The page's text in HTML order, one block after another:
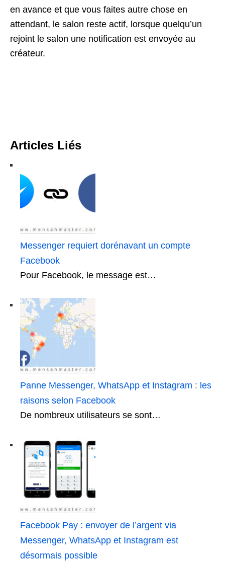
en avance et que vous faites autre chose en
attendant, le salon reste actif, lorsque quelqu’un
rejoint le salon une notification est envoyée au
créateur.
Articles Liés
Messenger requiert dorénavant un compte
Facebook
Pour Facebook, le message est…
Panne Messenger, WhatsApp et Instagram : les
raisons selon Facebook
De nombreux utilisateurs se sont…
Facebook Pay : envoyer de l’argent via
Messenger, WhatsApp et Instagram est
désormais possible